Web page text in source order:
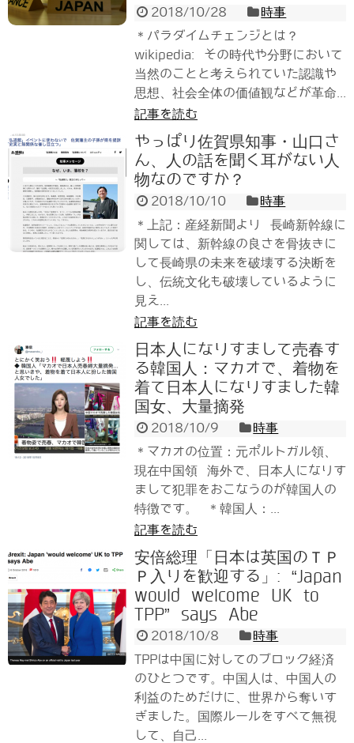
2018/10/28
時事
＊パラダイムチェンジとは？
wikipedia: その時代や分野において
当然のことと考えられていた認識や
思想、社会全体の価値観などが革命...
記事を読む
やっぱり佐賀県知事・山口さ
ん、人の話を聞く耳がない人
物なのですか？
2018/10/10
時事
＊上記：産経新聞より 長崎新幹線に
関しては、新幹線の良さを骨抜きに
して長崎県の未来を破壊する決断を
し、伝統文化も破壊しているように
見え...
記事を読む
日本人になりすまして売春す
る韓国人：マカオで、着物を
着て日本人になりすました韓
国女、大量摘発
2018/10/9
時事
＊マカオの位置：元ポルトガル領、
現在中国領 海外で、日本人になりす
まして犯罪をおこなうのが韓国人の
特徴です。 ＊韓国人：...
記事を読む
安倍総理「日本は英国のＴＰ
Ｐ入りを歓迎する」: “Japan
would welcome UK to
TPP” says Abe
2018/10/8
時事
TPPは中国に対してのブロック経済
のひとつです。中国人は、中国人の
利益のためだけに、世界から奪いす
ぎました。国際ルールをすべて無視
して、自己...